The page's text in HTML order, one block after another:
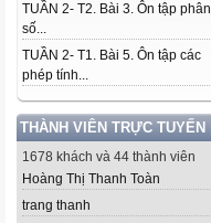
TUẦN 2- T2. Bài 3. Ôn tập phân
số...
TUẦN 2- T1. Bài 5. Ôn tập các
phép tính...
THÀNH VIÊN TRỰC TUYẾN
1678 khách và 44 thành viên
Hoàng Thị Thanh Toàn
trang thanh